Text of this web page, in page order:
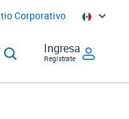
Corporativo
Ingresa
Regístrate